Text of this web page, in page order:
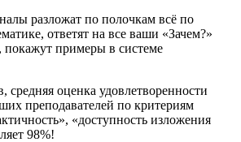
разложат по полочкам всё по
ответят на все ваши «Зачем?»
примеры в системе
средняя оценка удовлетворенности
преподавателей по критериям
«доступность изложения
98%!